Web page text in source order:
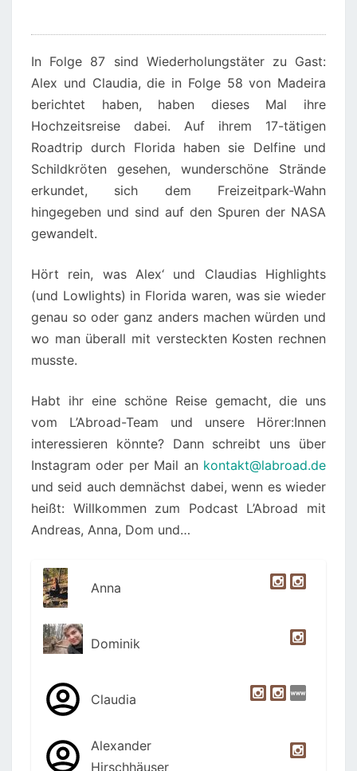
In Folge 87 sind Wiederholungstäter zu Gast:
Alex und Claudia, die in Folge 58 von Madeira
berichtet haben, haben dieses Mal ihre
Hochzeitsreise dabei. Auf ihrem 17-tätigen
Roadtrip durch Florida haben sie Delfine und
Schildkröten gesehen, wunderschöne Strände
erkundet, sich dem Freizeitpark-Wahn
hingegeben und sind auf den Spuren der NASA
gewandelt.
Hört rein, was Alex‘ und Claudias Highlights
(und Lowlights) in Florida waren, was sie wieder
genau so oder ganz anders machen würden und
wo man überall mit versteckten Kosten rechnen
musste.
Habt ihr eine schöne Reise gemacht, die uns
vom L’Abroad-Team und unsere Hörer:Innen
interessieren könnte? Dann schreibt uns über
Instagram oder per Mail an kontakt@labroad.de
und seid auch demnächst dabei, wenn es wieder
heißt: Willkommen zum Podcast L’Abroad mit
Andreas, Anna, Dom und…
Anna
Dominik
Claudia
Alexander
Hirschhäuser